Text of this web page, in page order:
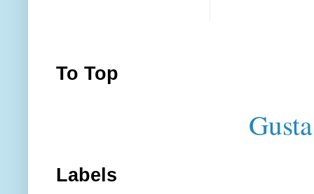
To Top
Labels